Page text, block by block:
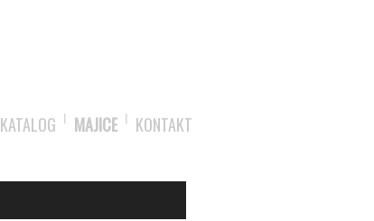
KATALOG MAJICE KONTAKT